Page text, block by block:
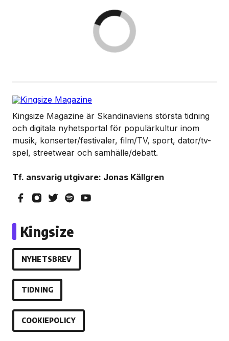
Kingsize Magazine är Skandinaviens största tidning
och digitala nyhetsportal för populärkultur inom
musik, konserter/festivaler, film/TV, sport, dator/tv-
spel, streetwear och samhälle/debatt.
Tf. ansvarig utgivare: Jonas Källgren
Kingsize
NYHETSBREV
TIDNING
COOKIEPOLICY